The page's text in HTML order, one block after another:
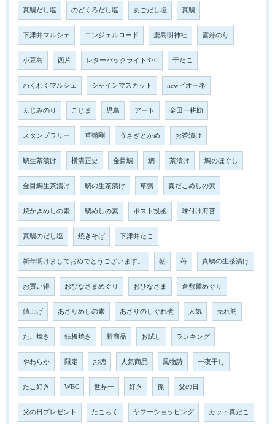
真鯛だし塩 のどぐろだし塩 あごだし塩 真鯛
下津井マルシェ エンジェルロード 鹿島明神社 雲丹のり
小豆島 西片 レターパックライト370 干たこ
わくわくマルシェ シャインマスカット newピオーネ
ふじみのり こじま 児島 アート 金田一耕助
スタンプラリー 草彅剛 うさぎとかめ お茶漬け
鯛生茶漬け 横溝正史 金目鯛 鯛 茶漬け 鯛のほぐし
金目鯛生茶漬け 鯛の生茶漬け 草彅 真だこめしの素
焼かきめしの素 鯛めしの素 ポスト投函 味付け海苔
真鯛のだし塩 焼きそば 下津井たこ
新年明けましておめでとうございます。 朝 苺 真鯛の生茶漬け
お買い得 おひなさまめぐり おひなさま 倉敷雛めぐり
値上げ あさりめしの素 あさりのしぐれ煮 人気 売れ筋
たこ焼き 鉄板焼き 新商品 お試し ランキング
やわらか 限定 お徳 人気商品 風物詩 一夜干し
たこ好き WBC 世界一 好き 孫 父の日
父の日プレゼント たこちく ヤフーショッピング カット真だこ